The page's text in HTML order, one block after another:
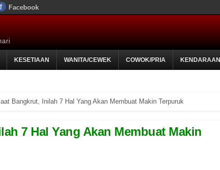
Facebook
KESETIAAN WANITA/CEWEK COWOK/PRIA KENDARAAN
Bangkrut, Inilah 7 Hal Yang Akan Membuat Makin Terpuruk
7 Hal Yang Akan Membuat Makin